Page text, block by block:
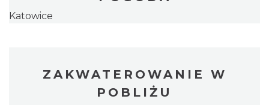
Katowice
ZAKWATEROWANIE W
POBLIŻU